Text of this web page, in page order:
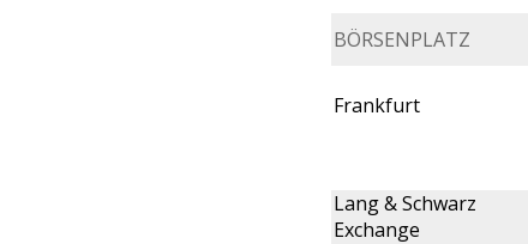
BÖRSENPLATZ
Frankfurt
Lang & Schwarz
Exchange